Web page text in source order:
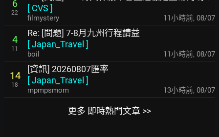
6
22
[ CVS ]
filmystery 11小時前, 08/07
4
11
Re: [問題] 7-8月九州行程請益
[Japan_Travel ]
boil 11小時前, 08/07
14
18
[資訊] 20260807匯率
[Japan_Travel ]
mpmpsmom 13小時前, 08/07
更多 即時熱門文章 >>